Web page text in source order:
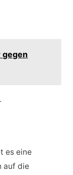
gegen
es eine
auf die